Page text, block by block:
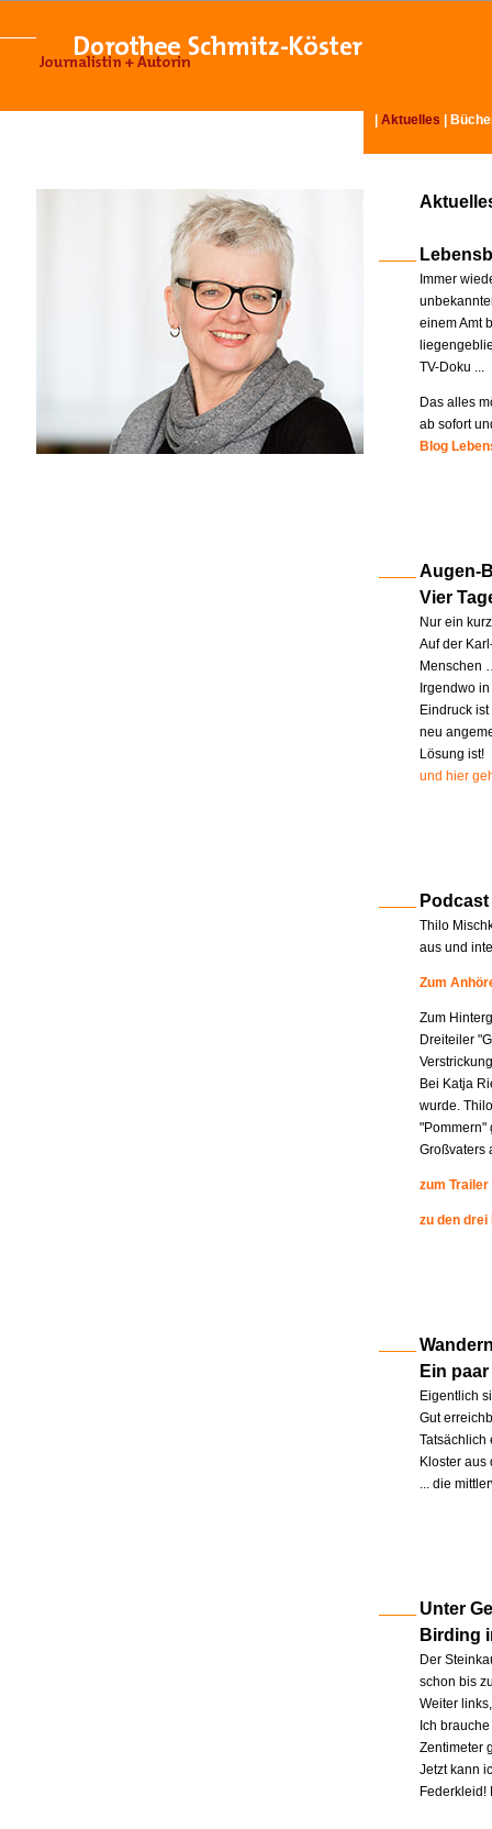
Aktuelles
Immer
einem Amt
TV-Doku ...
Das alles
ab sofort
Blog
Augen-
Vier
Nur ein
Auf der
Menschen
Irgendwo
Eindruck
neu
Lösung ist!
und hier
Podcast
Thilo
aus und
Zum
Zum
Dreiteiler
Bei Katja
wurde.
"Pommern"
Großvaters
zum Trailer
zu den
Ein
Eigentlich
Gut
Tatsächlich
Kloster
... die
Unter
Birding
Der
schon bis
Weiter
Ich
Zentimeter
Jetzt kann